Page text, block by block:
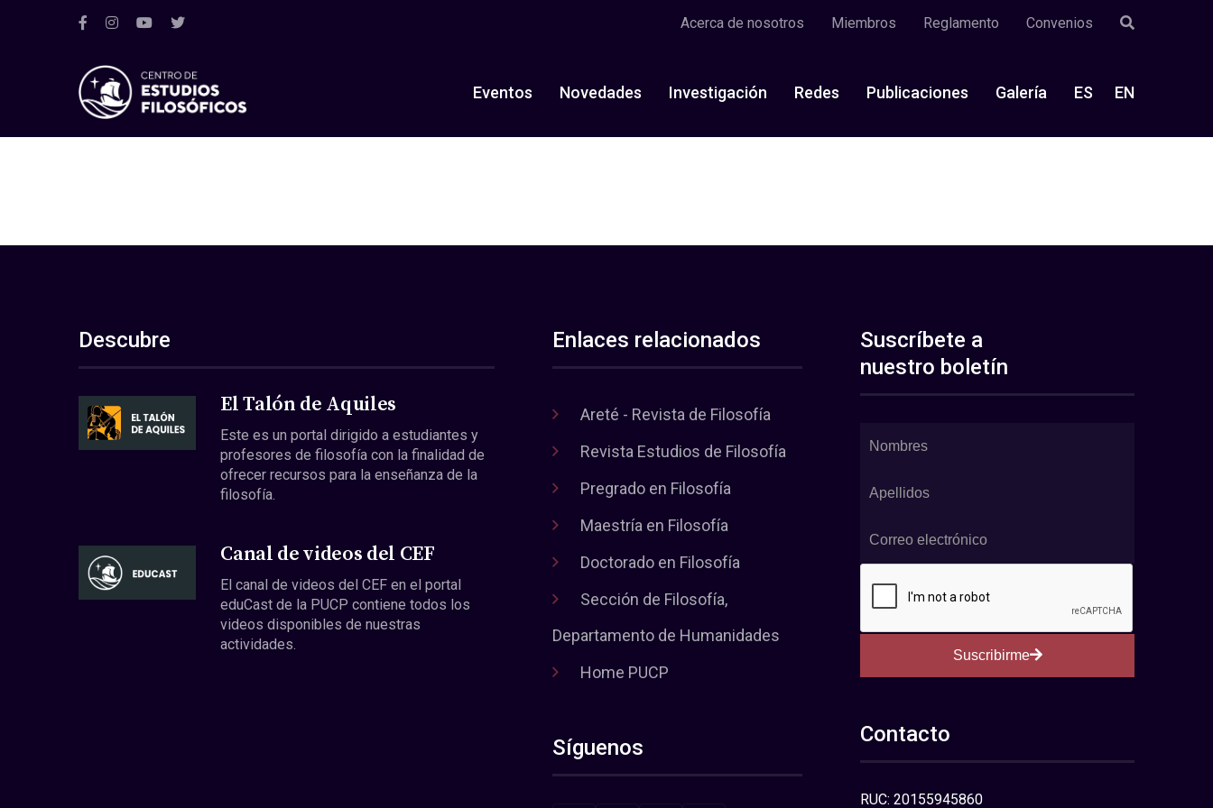
Acerca de nosotros Miembros Reglamento Convenios
Eventos Novedades Investigación Redes Publicaciones Galería ES EN
Descubre
El Talón de Aquiles
Este es un portal dirigido a estudiantes y
profesores de filosofía con la finalidad de
ofrecer recursos para la enseñanza de la
filosofía.
Canal de videos del CEF
El canal de videos del CEF en el portal
eduCast de la PUCP contiene todos los
videos disponibles de nuestras
actividades.
Enlaces relacionados
Areté - Revista de Filosofía
Revista Estudios de Filosofía
Pregrado en Filosofía
Maestría en Filosofía
Doctorado en Filosofía
Sección de Filosofía,
Departamento de Humanidades
Home PUCP
Síguenos
Suscríbete a
nuestro boletín
Suscribirme
Contacto
RUC: 20155945860